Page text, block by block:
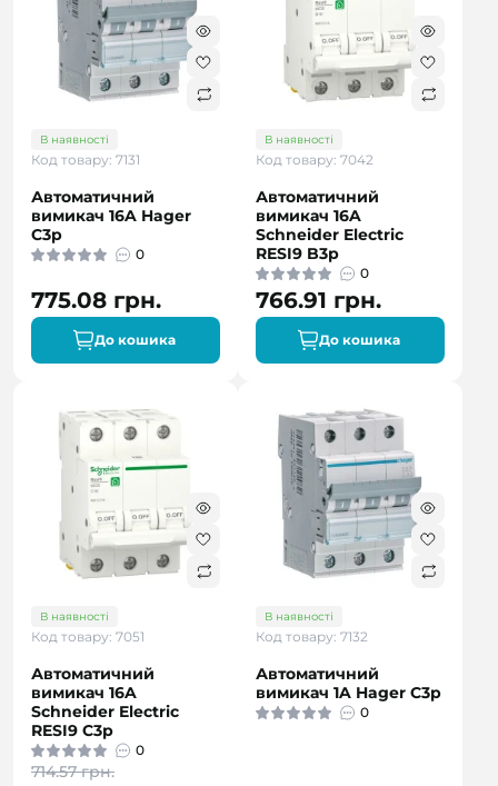
В наявності
Код товару: 7131
Автоматичний
вимикач 16A Hager
C3p
0
775.08 грн.
До кошика
В наявності
Код товару: 7042
Автоматичний
вимикач 16A
Schneider Electric
RESI9 B3р
0
766.91 грн.
До кошика
В наявності
Код товару: 7051
Автоматичний
вимикач 16A
Schneider Electric
RESI9 C3р
0
714.57 грн.
В наявності
Код товару: 7132
Автоматичний
вимикач 1A Hager C3p
0